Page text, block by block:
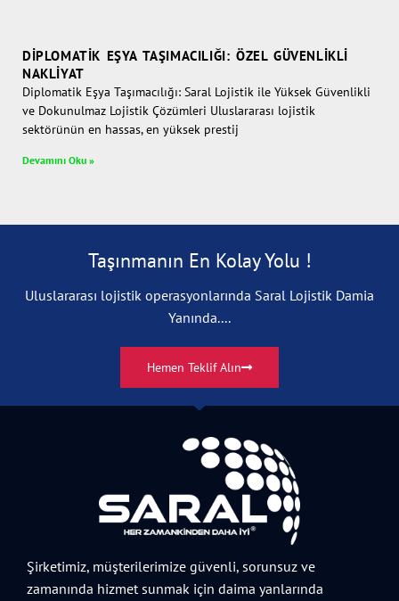
DIPLOMATIK EŞYA TAŞIMACILIĞI: ÖZEL GÜVENLIKLI
NAKLIYAT
Diplomatik Eşya Taşımacılığı: Saral Lojistik ile Yüksek Güvenlikli
ve Dokunulmaz Lojistik Çözümleri Uluslararası lojistik
sektörünün en hassas, en yüksek prestij
Devamını Oku »
Taşınmanın En Kolay Yolu !
Uluslararası lojistik operasyonlarında Saral Lojistik Damia
Yanında....
Hemen Teklif Alın
Şirketimiz, müşterilerimize güvenli, sorunsuz ve
zamanında hizmet sunmak için daima yanlarında